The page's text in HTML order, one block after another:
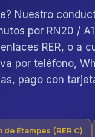
Nuestro
por RN20 /
RER, o a
por teléfono,
pago con
Étampes (RER C)